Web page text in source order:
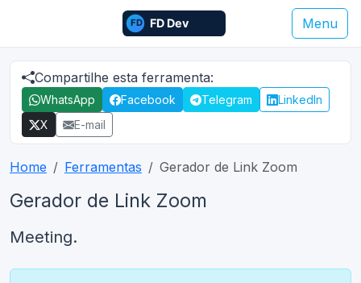
Menu
Compartilhe esta ferramenta:
WhatsApp Facebook Telegram
LinkedIn
X
E-mail
Home Ferramentas Gerador de Link Zoom
Gerador de Link Zoom
Meeting.